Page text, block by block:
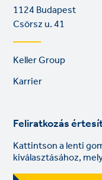
1124 Budapest
Csörsz u. 41
Footer
links
Keller Group
Karrier
Feliratkozás
Kattintson a lenti
kiválasztásához,